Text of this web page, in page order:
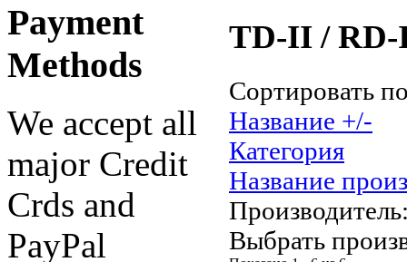
TD-II / RD-
Сортировать
Название +/-
Категория
Название
Выбрать
Payment
Methods
We accept all
major Credit
Crds and
PayPal